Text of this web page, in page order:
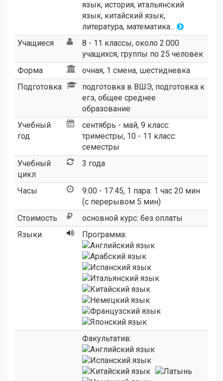
язык, история, итальянский
язык, китайский язык,
литература, математика...
Учащиеся
8 - 11 классы, около 2.000
учащихся, группы по 25 человек
Форма
очная, 1 смена, шестидневка
Подготовка
подготовка в ВШЭ, подготовка к
егэ, общее среднее
образование
Учебный
год
сентябрь - май, 9 класс:
триместры, 10 - 11 класс:
семестры
Учебный
цикл
3 года
Часы
9:00 - 17:45, 1 пара: 1 час 20 мин
(с перерывом 5 мин)
Стоимость
основной курс: без оплаты
Языки
Программа:
Факультатив: